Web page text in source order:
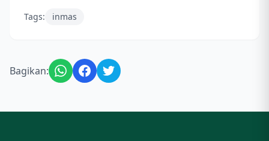
Tags: inmas
Bagikan: